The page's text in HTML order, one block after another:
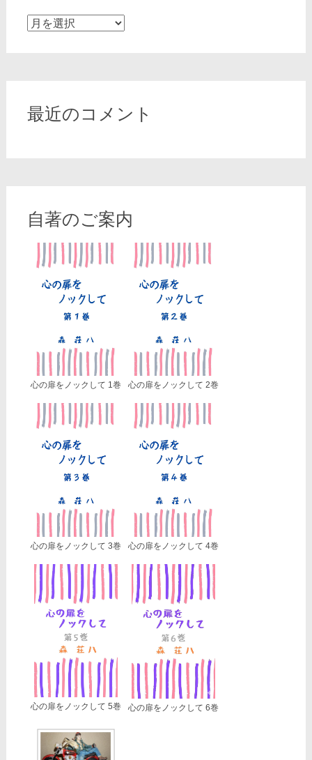
ア
最近のコメント
自著のご案内
心の扉をノックして 1巻 心の扉をノックして 2巻
心の扉をノックして 3巻 心の扉をノックして 4巻
心の扉をノックして 5巻 心の扉をノックして 6巻